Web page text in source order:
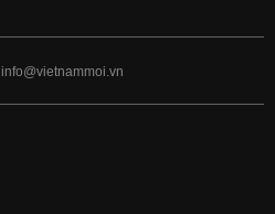
info@vietnammoi.vn